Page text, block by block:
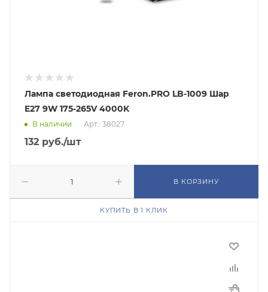
Лампа светодиодная Feron.PRO LB-1009 Шар
E27 9W 175-265V 4000K
В наличии Арт.: 38027
132 руб./шт
В КОРЗИНУ
КУПИТЬ В 1 КЛИК